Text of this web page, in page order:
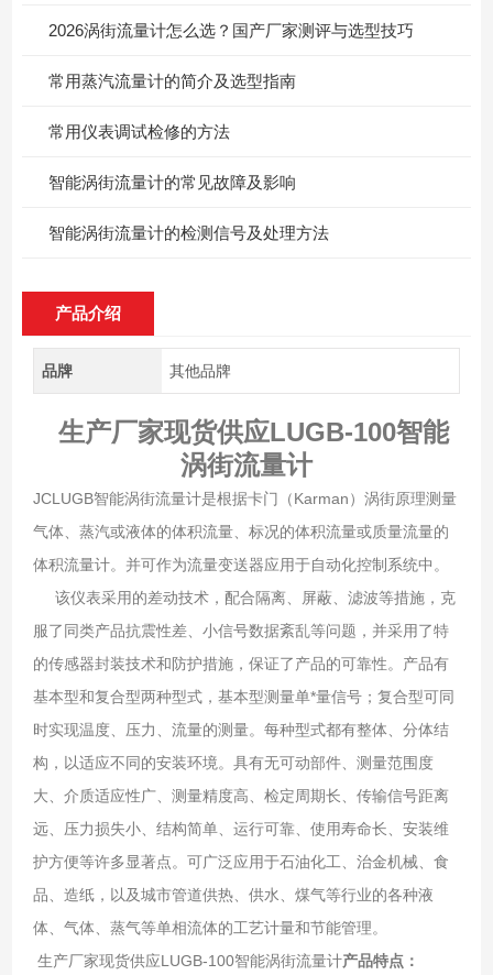
2026涡街流量计怎么选？国产厂家测评与选型技巧
常用蒸汽流量计的简介及选型指南
常用仪表调试检修的方法
智能涡街流量计的常见故障及影响
智能涡街流量计的检测信号及处理方法
产品介绍
品牌 其他品牌
生产厂家现货供应LUGB-100智能
涡街流量计
JCLUGB智能涡街流量计是根据卡门（Karman）涡街原理测量
气体、蒸汽或液体的体积流量、标况的体积流量或质量流量的
体积流量计。并可作为流量变送器应用于自动化控制系统中。
该仪表采用的差动技术，配合隔离、屏蔽、滤波等措施，克
服了同类产品抗震性差、小信号数据紊乱等问题，并采用了特
的传感器封装技术和防护措施，保证了产品的可靠性。产品有
基本型和复合型两种型式，基本型测量单*量信号；复合型可同
时实现温度、压力、流量的测量。每种型式都有整体、分体结
构，以适应不同的安装环境。具有无可动部件、测量范围度
大、介质适应性广、测量精度高、检定周期长、传输信号距离
远、压力损失小、结构简单、运行可靠、使用寿命长、安装维
护方便等许多显著点。可广泛应用于石油化工、治金机械、食
品、造纸，以及城市管道供热、供水、煤气等行业的各种液
体、气体、蒸气等单相流体的工艺计量和节能管理。
生产厂家现货供应LUGB-100智能涡街流量计产品特点：